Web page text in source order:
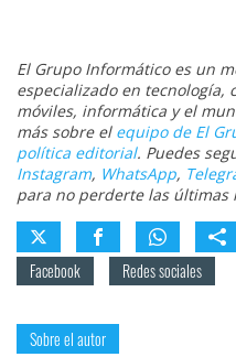
El Grupo Informático es un
especializado en tecnología,
móviles, informática y el
más sobre el equipo de El
política editorial. Puedes
Instagram, WhatsApp,
para no perderte las últimas
Facebook
Redes sociales
Sobre el autor